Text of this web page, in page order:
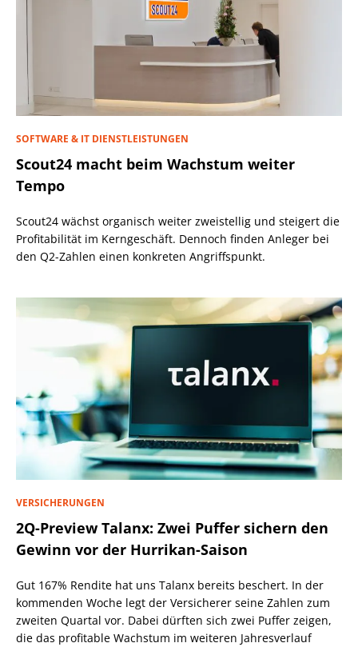
SOFTWARE & IT DIENSTLEISTUNGEN
Scout24 macht beim Wachstum weiter
Tempo
Scout24 wächst organisch weiter zweistellig und steigert die
Profitabilität im Kerngeschäft. Dennoch finden Anleger bei
den Q2-Zahlen einen konkreten Angriffspunkt.
VERSICHERUNGEN
2Q-Preview Talanx: Zwei Puffer sichern den
Gewinn vor der Hurrikan-Saison
Gut 167% Rendite hat uns Talanx bereits beschert. In der
kommenden Woche legt der Versicherer seine Zahlen zum
zweiten Quartal vor. Dabei dürften sich zwei Puffer zeigen,
die das profitable Wachstum im weiteren Jahresverlauf